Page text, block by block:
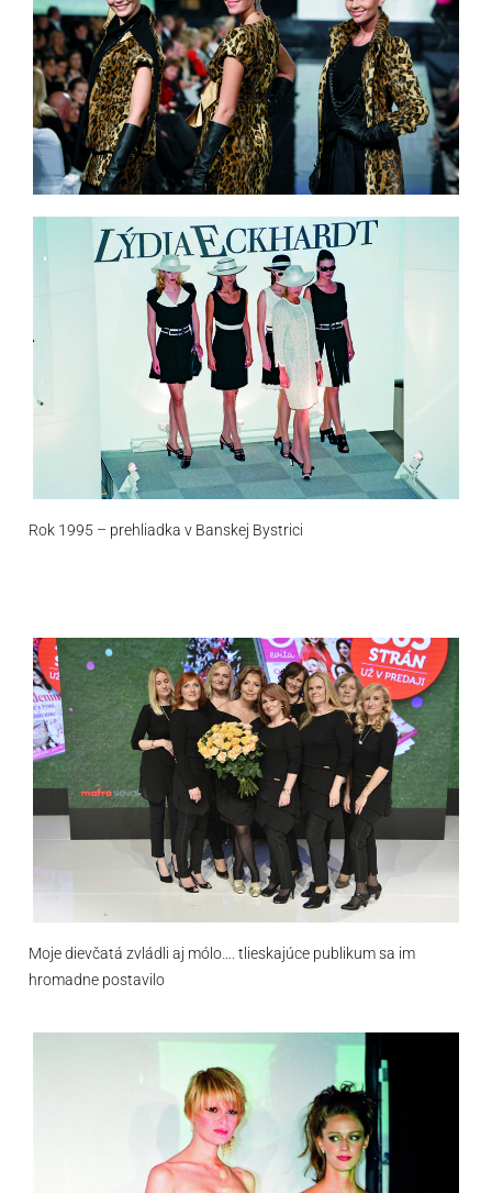
Rok 1995 – prehliadka v Banskej Bystrici
Moje dievčatá zvládli aj mólo…. tlieskajúce publikum sa im
hromadne postavilo